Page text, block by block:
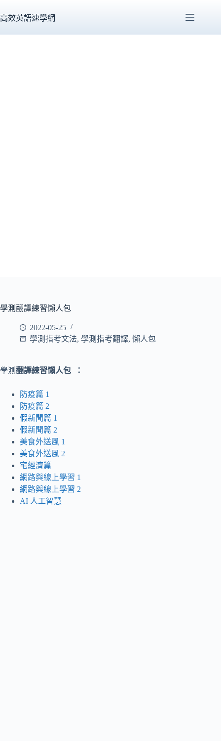
至
高效英語速學網
學測翻譯練習懶人包
2022-05-25
學測指考文法, 學測指考翻譯, 懶人包
學測 翻譯練習懶人包 ：
防疫篇 1
防疫篇 2
假新聞篇 1
假新聞篇 2
美食外送風 1
美食外送風 2
宅經濟篇
網路與線上學習 1
網路與線上學習 2
AI 人工智慧